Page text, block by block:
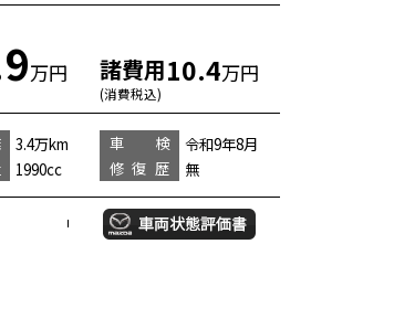
万円 諸費用
(消費税込)
10.4万円
3.4万km 車 検
令和9年8月
1990cc 修復歴 無